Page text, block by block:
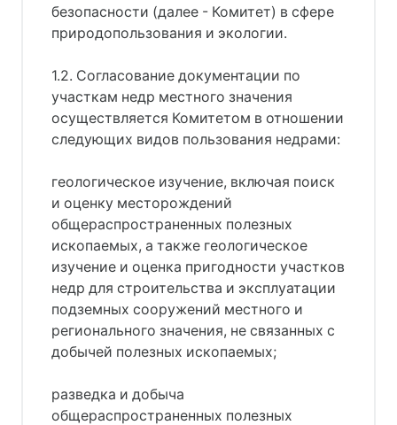
безопасности (далее - Комитет) в сфере
природопользования и экологии.
1.2. Согласование документации по
участкам недр местного значения
осуществляется Комитетом в отношении
следующих видов пользования недрами:
геологическое изучение, включая поиск
и оценку месторождений
общераспространенных полезных
ископаемых, а также геологическое
изучение и оценка пригодности участков
недр для строительства и эксплуатации
подземных сооружений местного и
регионального значения, не связанных с
добычей полезных ископаемых;
разведка и добыча
общераспространенных полезных